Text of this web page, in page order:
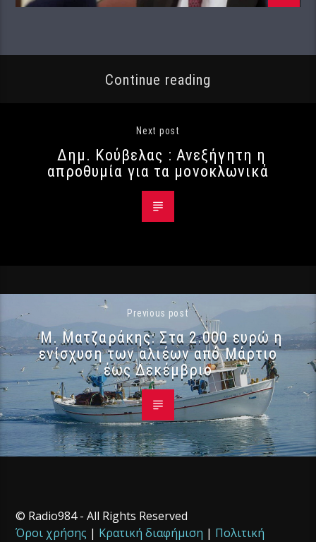
Continue reading
Next post
Δημ. Κούβελας : Ανεξήγητη η
απροθυμία για τα μονοκλωνικά
Previous post
Μ. Ματζαράκης: Στα 2.000 ευρώ η
ενίσχυση των αλιέων από Μάρτιο
έως Δεκέμβριο
© Radio984 - All Rights Reserved
Όροι χρήσης | Κρατική διαφήμιση | Πολιτική